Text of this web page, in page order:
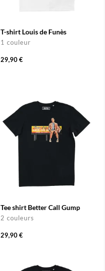
T-shirt Louis de Funès
1 couleur
29,90 €
Tee shirt Better Call Gump
2 couleurs
29,90 €